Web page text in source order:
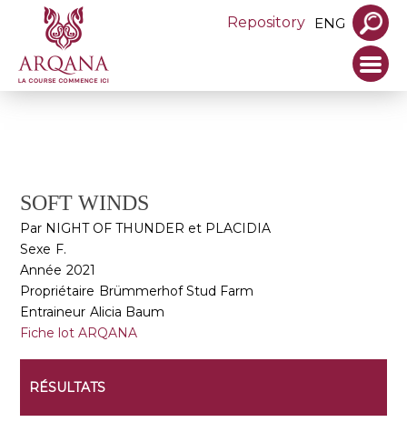
Repository ENG
SOFT WINDS
Par NIGHT OF THUNDER et PLACIDIA
Sexe F.
Année 2021
Propriétaire Brümmerhof Stud Farm
Entraineur Alicia Baum
Fiche lot ARQANA
RÉSULTATS